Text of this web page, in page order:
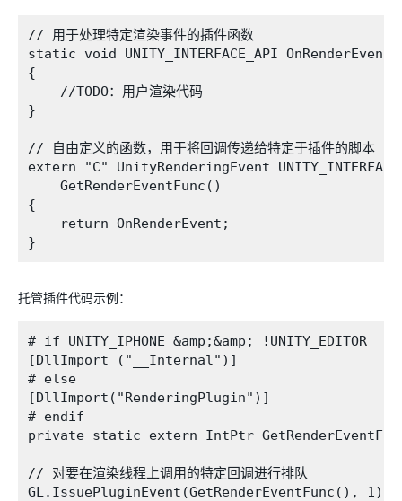
// 用于处理特定渲染事件的插件函数
static void UNITY_INTERFACE_API
{
    //TODO：用户渲染代码
}
// 自由定义的函数，用于将回调传递给特定于插件的脚本
extern "C" UnityRenderingEvent
    GetRenderEventFunc()
{
    return OnRenderEvent;
托管插件代码示例：
# if UNITY_IPHONE &amp;&amp; !UNITY_EDITOR
[DllImport ("__Internal")]
# else
[DllImport("RenderingPlugin")]
# endif
private static extern IntPtr
// 对要在渲染线程上调用的特定回调进行排队